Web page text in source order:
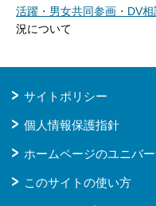
活躍・男女共同参画・DV
況について
サイトポリシー
個人情報保護指針
ホームページのユニバ
このサイトの使い方